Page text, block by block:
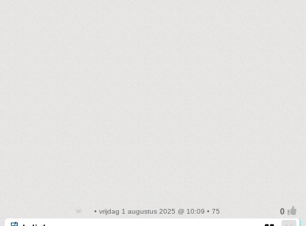
• vrijdag 1 augustus 2025 @ 10:09 • 75